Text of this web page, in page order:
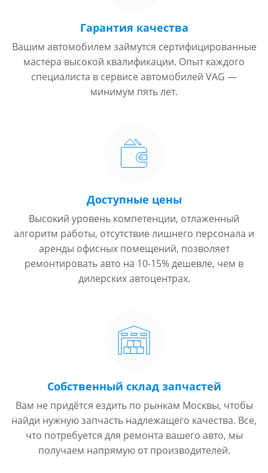
Гарантия качества
Вашим автомобилем займутся сертифицированные
мастера высокой квалификации. Опыт каждого
специалиста в сервисе автомобилей VAG —
минимум пять лет.
Доступные цены
Высокий уровень компетенции, отлаженный
алгоритм работы, отсутствие лишнего персонала и
аренды офисных помещений, позволяет
ремонтировать авто на 10-15% дешевле, чем в
дилерских автоцентрах.
Собственный склад запчастей
Вам не придётся ездить по рынкам Москвы, чтобы
найди нужную запчасть надлежащего качества. Все,
что потребуется для ремонта вашего авто, мы
получаем напрямую от производителей.